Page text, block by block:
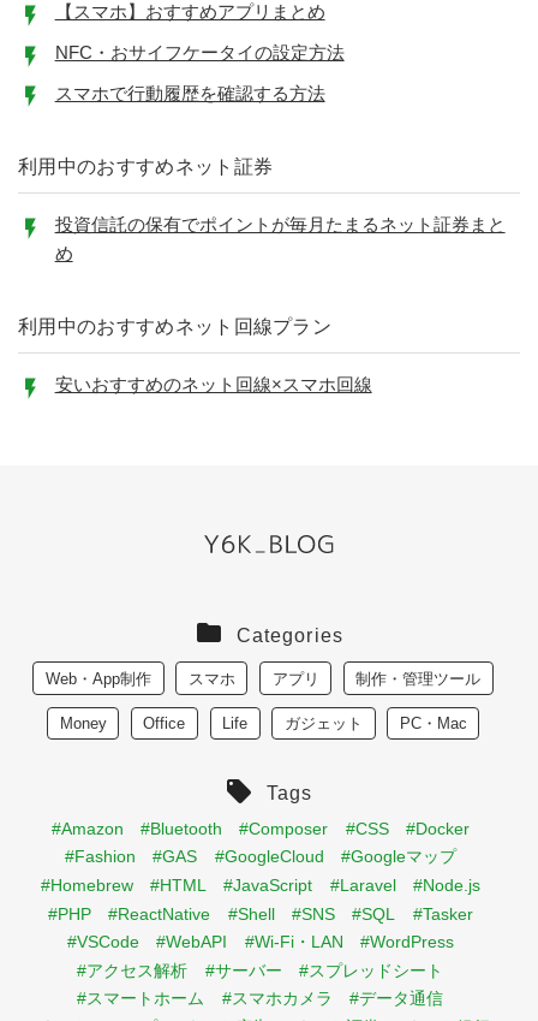
【スマホ】おすすめアプリまとめ
NFC・おサイフケータイの設定方法
スマホで行動履歴を確認する方法
利用中のおすすめネット証券
投資信託の保有でポイントが毎月たまるネット証券まと
め
利用中のおすすめネット回線プラン
安いおすすめのネット回線×スマホ回線
Categories
Web・App制作 スマホ アプリ 制作・管理ツール
Money Office Life ガジェット PC・Mac
Tags
#Amazon #Bluetooth #Composer #CSS
#Docker
#Fashion
#GAS #GoogleCloud
#Googleマップ
#Homebrew
#HTML #JavaScript #Laravel
#Node.js
#PHP
#ReactNative #Shell #SNS #SQL
#Tasker
#VSCode
#WebAPI #Wi-Fi・LAN
#WordPress
#アクセス解析
#サーバー
#スプレッドシート
#スマートホーム
#スマホカメラ
#データ通信